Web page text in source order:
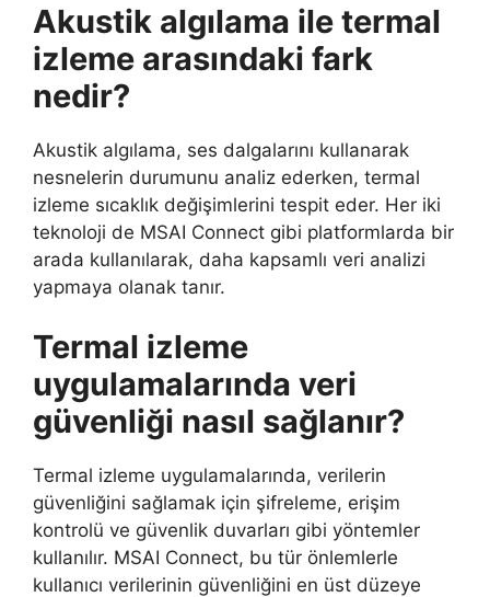
Akustik algılama ile termal
izleme arasındaki fark
nedir?
Akustik algılama, ses dalgalarını kullanarak
nesnelerin durumunu analiz ederken, termal
izleme sıcaklık değişimlerini tespit eder. Her iki
teknoloji de MSAI Connect gibi platformlarda bir
arada kullanılarak, daha kapsamlı veri analizi
yapmaya olanak tanır.
Termal izleme
uygulamalarında veri
güvenliği nasıl sağlanır?
Termal izleme uygulamalarında, verilerin
güvenliğini sağlamak için şifreleme, erişim
kontrolü ve güvenlik duvarları gibi yöntemler
kullanılır. MSAI Connect, bu tür önlemlerle
kullanıcı verilerinin güvenliğini en üst düzeye